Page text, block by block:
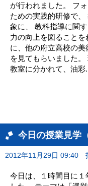
が行われました。 フ
ための実践的研修で
象に、 教科指導に関
力の向上を図ること
に、他の府立高校の
を見てもらいました
教室に分かれて、油彩
今日の授業見学
2012年11月29日 09:40
今日は、１時間目に